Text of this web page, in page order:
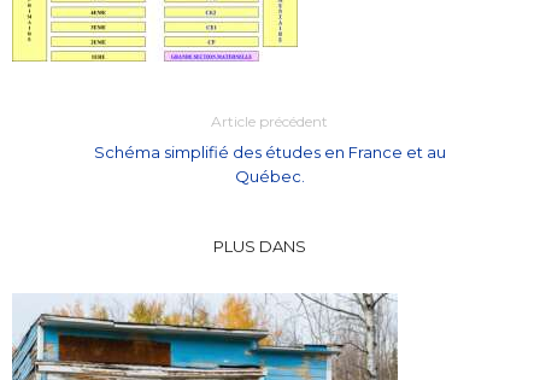
Article précédent
Schéma simplifié des études en France et au
Québec.
PLUS DANS